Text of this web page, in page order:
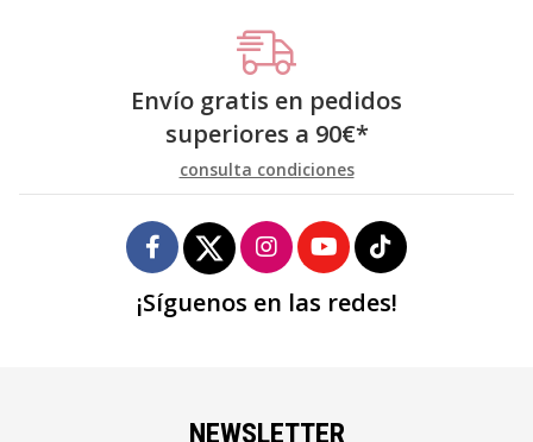
Envío gratis en pedidos
superiores a 90€*
consulta condiciones
¡Síguenos en las redes!
NEWSLETTER